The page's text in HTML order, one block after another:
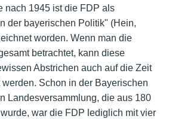
nach 1945 ist die FDP als
der bayerischen Politik" (Hein,
worden. Wenn man die
betrachtet, kann diese
Abstrichen auch auf die Zeit
Schon in der Bayerischen
Landesversammlung, die aus 180
war die FDP lediglich mit vier